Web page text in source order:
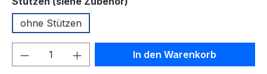
ohne Stützen
Produkt Anzahl: Gib denIn den Warenkorb